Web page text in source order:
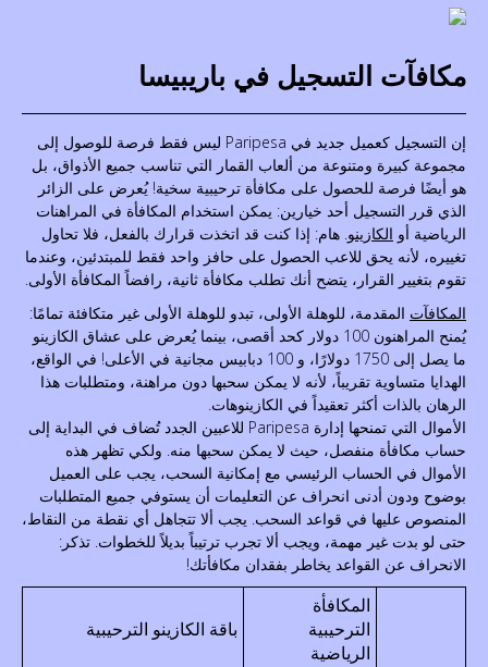
مكافآت التسجيل في باريبيسا
إن التسجيل كعميل جديد في Paripesa ليس فقط فرصة للوصول إلى
مجموعة كبيرة ومتنوعة من ألعاب القمار التي تناسب جميع الأذواق، بل
هو أيضًا فرصة للحصول على مكافأة ترحيبية سخية! يُعرض على الزائر
الذي قرر التسجيل أحد خيارين: يمكن استخدام المكافأة في المراهنات
الرياضية أو الكازينو. هام: إذا كنت قد اتخذت قرارك بالفعل، فلا تحاول
تغييره، لأنه يحق للاعب الحصول على حافز واحد فقط للمبتدئين، وعندما
تقوم بتغيير القرار، يتضح أنك تطلب مكافأة ثانية، رافضاً المكافأة الأولى.
المكافآت المقدمة، للوهلة الأولى، تبدو للوهلة الأولى غير متكافئة تمامًا:
يُمنح المراهنون 100 دولار كحد أقصى، بينما يُعرض على عشاق الكازينو
ما يصل إلى 1750 دولارًا، و 100 دبابيس مجانية في الأعلى! في الواقع،
الهدايا متساوية تقريباً، لأنه لا يمكن سحبها دون مراهنة، ومتطلبات هذا
الرهان بالذات أكثر تعقيداً في الكازينوهات.
الأموال التي تمنحها إدارة Paripesa للاعبين الجدد تُضاف في البداية إلى
حساب مكافأة منفصل، حيث لا يمكن سحبها منه. ولكي تظهر هذه
الأموال في الحساب الرئيسي مع إمكانية السحب، يجب على العميل
بوضوح ودون أدنى انحراف عن التعليمات أن يستوفي جميع المتطلبات
المنصوص عليها في قواعد السحب. يجب ألا تتجاهل أي نقطة من النقاط،
حتى لو بدت غير مهمة، ويجب ألا تجرب ترتيباً بديلاً للخطوات. تذكر:
الانحراف عن القواعد يخاطر بفقدان مكافأتك!
المكافأة
الترحيبية
الرياضية
باقة الكازينو الترحيبية